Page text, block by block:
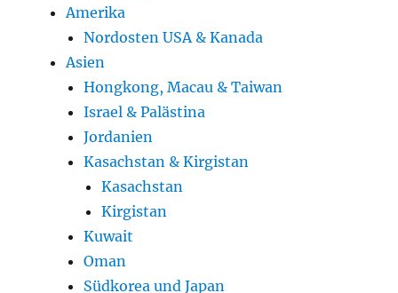
Amerika
Nordosten USA & Kanada
Asien
Hongkong, Macau & Taiwan
Israel & Palästina
Jordanien
Kasachstan & Kirgistan
Kasachstan
Kirgistan
Kuwait
Oman
Südkorea und Japan